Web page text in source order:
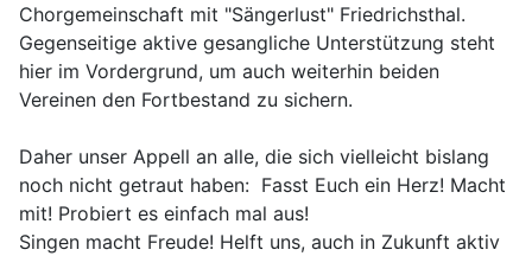
Chorgemeinschaft mit "Sängerlust" Friedrichsthal.
Gegenseitige aktive gesangliche Unterstützung steht
hier im Vordergrund, um auch weiterhin beiden
Vereinen den Fortbestand zu sichern.
Daher unser Appell an alle, die sich vielleicht bislang
noch nicht getraut haben: Fasst Euch ein Herz! Macht
mit! Probiert es einfach mal aus!
Singen macht Freude! Helft uns, auch in Zukunft aktiv